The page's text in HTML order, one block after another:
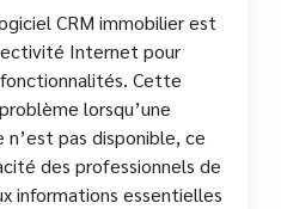
CRM immobilier est
Internet pour
Cette
lorsqu’une
pas disponible, ce
des professionnels de
informations essentielles